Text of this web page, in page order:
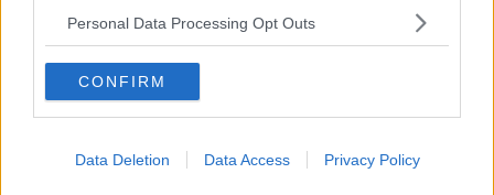
Personal Data Processing Opt Outs
CONFIRM
Data Deletion Data Access Privacy Policy
Francesco
Suarez
​Il responso
Willy
Non lo so